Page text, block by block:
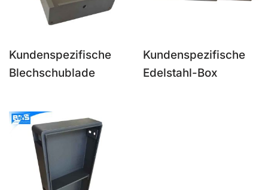
Kundenspezifische
Blechschublade
Kundenspezifische
Edelstahl-Box